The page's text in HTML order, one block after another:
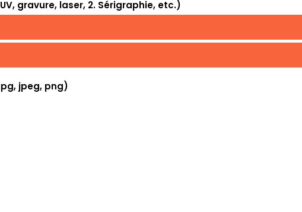
gravure, laser, 2. Sérigraphie, etc.)
jpeg, png)